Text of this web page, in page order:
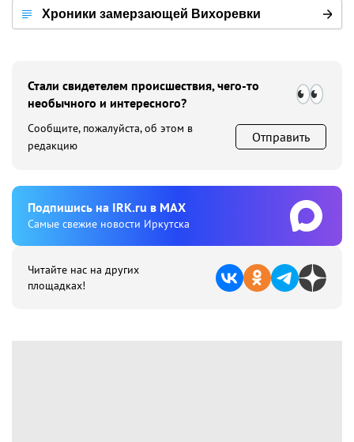
Хроники замерзающей Вихоревки
Стали свидетелем происшествия, чего-то
необычного и интересного?
Сообщите, пожалуйста, об этом в
редакцию
Отправить
Подпишиcь на IRK.ru в MAX
Cамые свежие новости Иркутска
Читайте нас на других
площадках!